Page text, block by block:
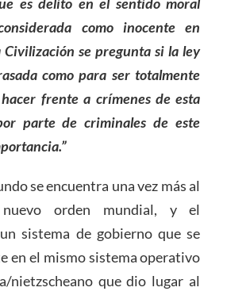
como inocente en
Civilización se pregunta si la ley
como para ser totalmente
frente a crímenes de esta
parte de criminales de este
se encuentra una vez más al
orden mundial, y el
sistema de gobierno que se
en el mismo sistema operativo
nietzscheano que dio lugar al